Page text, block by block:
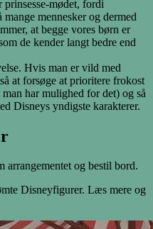
mødet, fordi
mennesker og dermed
at begge vores børn er
de kender langt bedre end
Hvis man er vild med
at forsøge at prioritere frokost
har mulighed for det) og så
Disneys yndigste karakterer.
arrangementet og bestil bord.
Disneyfigurer. Læs mere og